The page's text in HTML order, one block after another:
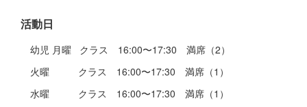
活動日
幼児 月曜 クラス 16:00〜17:30 満席（2）
火曜 クラス 16:00〜17:30 満席（1）
水曜 クラス 16:00〜17:30 満席（1）